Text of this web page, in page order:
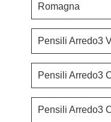
Romagna
Pensili Arredo3
Pensili Arredo3
Pensili Arredo3